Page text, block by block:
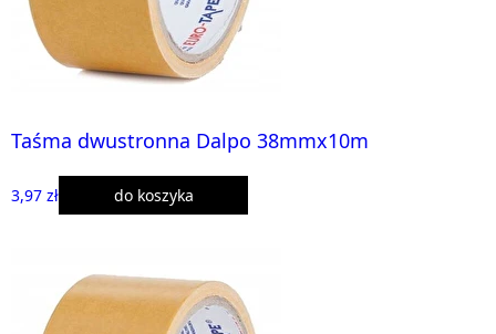
Taśma dwustronna Dalpo 38mmx10m
3,97 zł do koszyka